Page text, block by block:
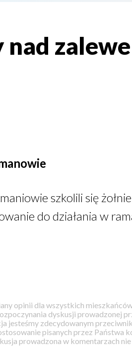
nad
szkolili się
do działania w
opinii dla wszystkich
dyskusji prowadzonej
jesteśmy zdecydowanym
pisanych przez Państwa
prowadzona w komentarzach